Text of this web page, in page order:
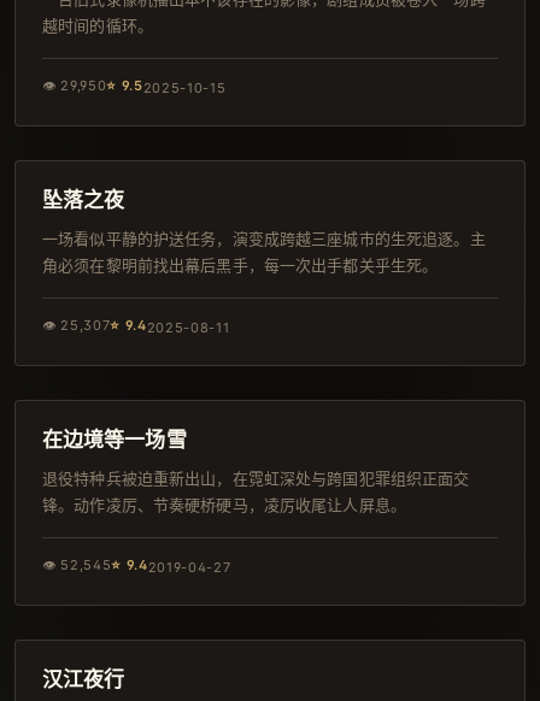
越时间的循环。
👁 29,950⭐ 9.52025-10-15
独播
坠落之夜
一场看似平静的护送任务，演变成跨越三座城市的生死追逐。主
角必须在黎明前找出幕后黑手，每一次出手都关乎生死。
👁 25,307⭐ 9.42025-08-11
韩剧
在边境等一场雪
退役特种兵被迫重新出山，在霓虹深处与跨国犯罪组织正面交
锋。动作凌厉、节奏硬桥硬马，凌厉收尾让人屏息。
👁 52,545⭐ 9.42019-04-27
日本
汉江夜行